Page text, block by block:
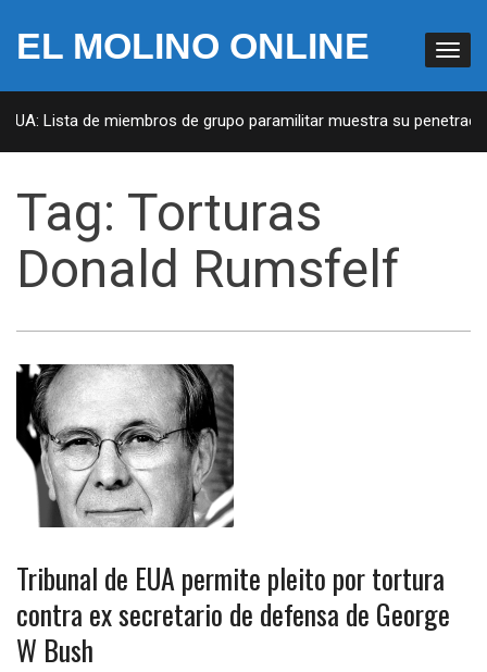
EL MOLINO ONLINE
Lista de miembros de grupo paramilitar muestra su
Tag: Torturas
Donald Rumsfelf
Tribunal de EUA permite pleito por tortura
contra ex secretario de defensa de George
W Bush